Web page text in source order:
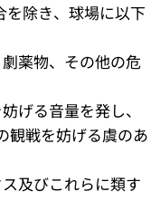
除き、球場に以下
薬物、その他の危
げる音量を発し、
観戦を妨げる虞のあ
及びこれらに類す